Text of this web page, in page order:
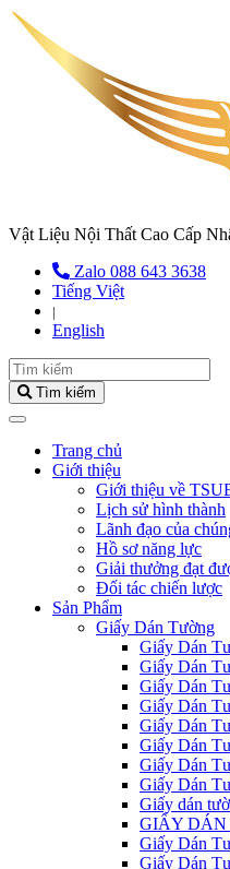
Vật Liệu Nội Thất Cao Cấp
Zalo 088 643 3638
Tiếng Việt
|
English
Tìm kiếm
Trang chủ
Giới thiệu
Giới thiệu về
Lịch sử hình thành
Lãnh đạo của
Hồ sơ năng lực
Giải thưởng đạt
Đối tác chiến lược
Sản Phẩm
Giấy Dán Tường
Giấy Dán
Giấy Dán
Giấy Dán
Giấy Dán
Giấy Dán
Giấy Dán
Giấy Dán
Giấy Dán
Giấy dán
GIẤY DÁN
Giấy Dán
Giấy Dán